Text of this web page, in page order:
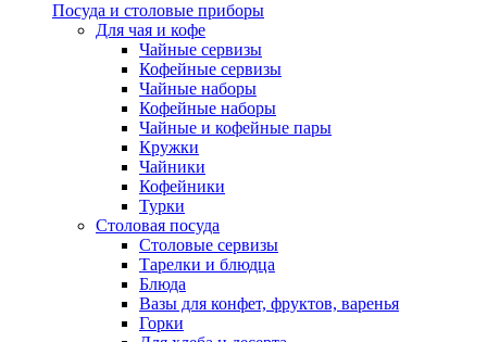
Посуда и столовые приборы
Для чая и кофе
Чайные сервизы
Кофейные сервизы
Чайные наборы
Кофейные наборы
Чайные и кофейные пары
Кружки
Чайники
Кофейники
Турки
Столовая посуда
Столовые сервизы
Тарелки и блюдца
Блюда
Вазы для конфет, фруктов, варенья
Горки